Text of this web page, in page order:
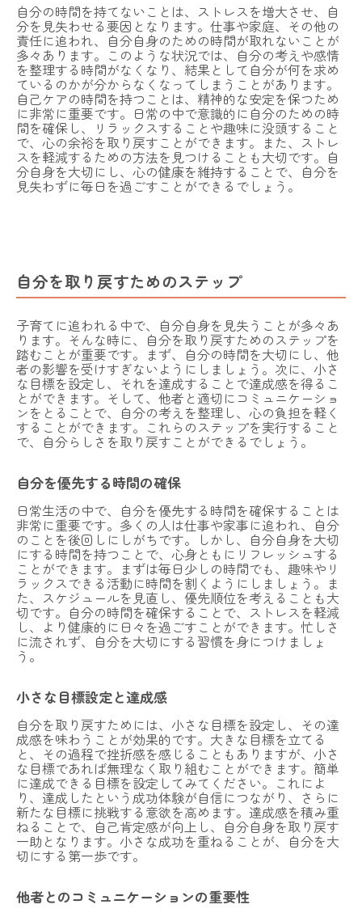
自分の時間を持てないことは、ストレスを増大させ、自
分を見失わせる要因となります。仕事や家庭、その他の
責任に追われ、自分自身のための時間が取れないことが
多々あります。このような状況では、自分の考えや感情
を整理する時間がなくなり、結果として自分が何を求め
ているのかが分からなくなってしまうことがあります。
自己ケアの時間を持つことは、精神的な安定を保つため
に非常に重要です。日常の中で意識的に自分のための時
間を確保し、リラックスすることや趣味に没頭すること
で、心の余裕を取り戻すことができます。また、ストレ
スを軽減するための方法を見つけることも大切です。自
分自身を大切にし、心の健康を維持することで、自分を
見失わずに毎日を過ごすことができるでしょう。
自分を取り戻すためのステップ
子育てに追われる中で、自分自身を見失うことが多々あ
ります。そんな時に、自分を取り戻すためのステップを
踏むことが重要です。まず、自分の時間を大切にし、他
者の影響を受けすぎないようにしましょう。次に、小さ
な目標を設定し、それを達成することで達成感を得るこ
とができます。そして、他者と適切にコミュニケーショ
ンをとることで、自分の考えを整理し、心の負担を軽く
することができます。これらのステップを実行すること
で、自分らしさを取り戻すことができるでしょう。
自分を優先する時間の確保
日常生活の中で、自分を優先する時間を確保することは
非常に重要です。多くの人は仕事や家事に追われ、自分
のことを後回しにしがちです。しかし、自分自身を大切
にする時間を持つことで、心身ともにリフレッシュする
ことができます。まずは毎日少しの時間でも、趣味やリ
ラックスできる活動に時間を割くようにしましょう。ま
た、スケジュールを見直し、優先順位を考えることも大
切です。自分の時間を確保することで、ストレスを軽減
し、より健康的に日々を過ごすことができます。忙しさ
に流されず、自分を大切にする習慣を身につけましょ
う。
小さな目標設定と達成感
自分を取り戻すためには、小さな目標を設定し、その達
成感を味わうことが効果的です。大きな目標を立てる
と、その過程で挫折感を感じることもありますが、小さ
な目標であれば無理なく取り組むことができます。簡単
に達成できる目標を設定してみてください。これによ
り、達成したという成功体験が自信につながり、さらに
新たな目標に挑戦する意欲を高めます。達成感を積み重
ねることで、自己肯定感が向上し、自分自身を取り戻す
一助となります。小さな成功を重ねることが、自分を大
切にする第一歩です。
他者とのコミュニケーションの重要性